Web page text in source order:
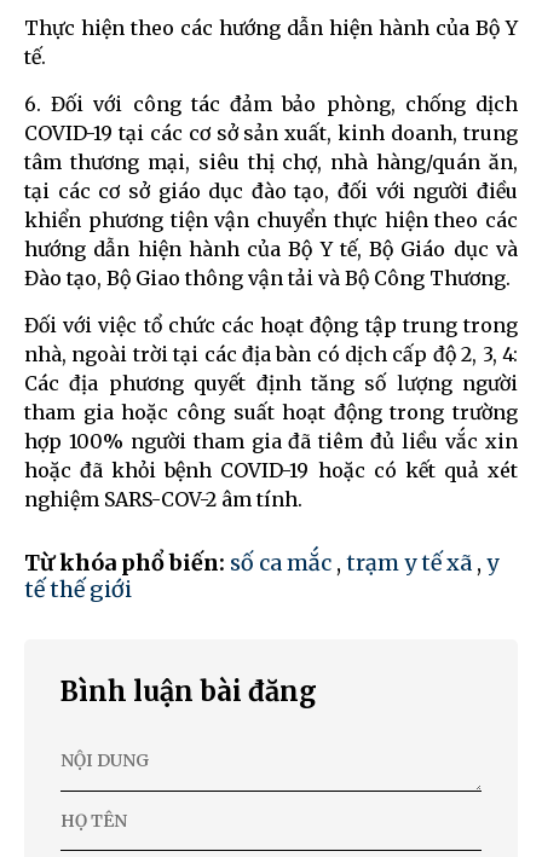
Thực hiện theo các hướng dẫn hiện hành của Bộ Y
tế.
6. Đối với công tác đảm bảo phòng, chống dịch
COVID-19 tại các cơ sở sản xuất, kinh doanh, trung
tâm thương mại, siêu thị chợ, nhà hàng/quán ăn,
tại các cơ sở giáo dục đào tạo, đối với người điều
khiển phương tiện vận chuyển thực hiện theo các
hướng dẫn hiện hành của Bộ Y tế, Bộ Giáo dục và
Đào tạo, Bộ Giao thông vận tải và Bộ Công Thương.
Đối với việc tổ chức các hoạt động tập trung trong
nhà, ngoài trời tại các địa bàn có dịch cấp độ 2, 3, 4:
Các địa phương quyết định tăng số lượng người
tham gia hoặc công suất hoạt động trong trường
hợp 100% người tham gia đã tiêm đủ liều vắc xin
hoặc đã khỏi bệnh COVID-19 hoặc có kết quả xét
nghiệm SARS-COV-2 âm tính.
Từ khóa phổ biến: số ca mắc , trạm y tế xã , y
tế thế giới
Bình luận bài đăng